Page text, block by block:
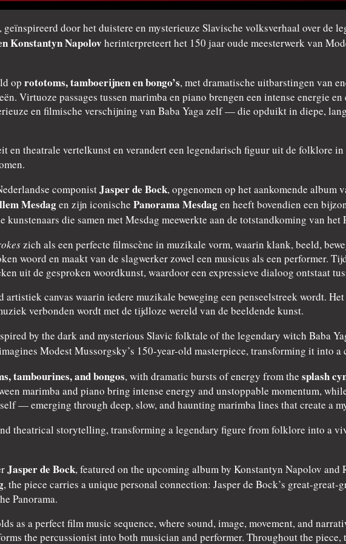
door het duistere en mysterieuze Slavische volksverhaal over de
Konstantyn Napolov herinterpreteert het 150 jaar oude meesterwerk van
op rototoms, tamboerijnen en bongo’s, met dramatische uitbarstingen van
Virtuoze passages tussen marimba en piano brengen een intense energie
en filmische verschijning van Baba Yaga zelf — die opduikt in diepe,
theatrale vertelkunst en verandert een legendarisch figuur uit de folklore
componistJasper de Bock, opgenomen op het aankomende album
Mesdagen zijn iconische Panorama Mesdagen heeft bovendien een
kunstenaars die samen met Mesdag meewerkte aan de totstandkoming van het
zich als een perfecte filmscène in muzikale vorm, waarin klank, beeld,
woord en maakt van de slagwerker zowel een musicus als een performer.
uit de gesproken woordkunst, waardoor een expressieve dialoog ontstaat
artistiek canvas waarin iedere muzikale beweging een penseelstreek wordt.
verbonden wordt met de tijdloze wereld van de beeldende kunst.
by the dark and mysterious Slavic folktale of the legendary witch Baba
Modest Mussorgsky’s 150-year-old masterpiece, transforming it into
tambourines, and bongos, with dramatic bursts of energy from the splash
marimba and piano bring intense energy and unstoppable momentum,
— emerging through deep, slow, and haunting marimba lines that create a
theatrical storytelling, transforming a legendary figure from folklore into a
Jasper de Bock, featured on the upcoming album by Konstantyn Napolov
, the piece carries a unique personal connection: Jasper de Bock’s great-great-
Panorama.
as a perfect film music sequence, where sound, image, movement, and
the percussionist into both musician and performer. Throughout the